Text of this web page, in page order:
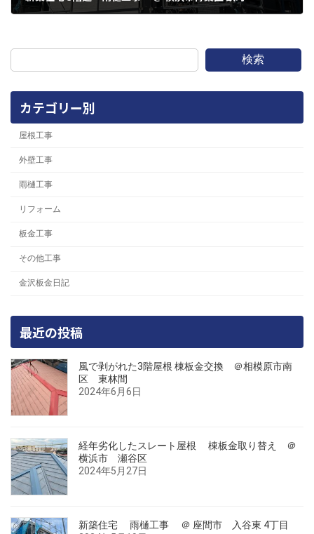
検索
カテゴリー別
屋根工事
外壁工事
雨樋工事
リフォーム
板金工事
その他工事
金沢板金日記
最近の投稿
風で剥がれた3階屋根 棟板金交換 ＠相模原市南
区 東林間
2024年6月6日
経年劣化したスレート屋根 棟板金取り替え ＠
横浜市 瀬谷区
2024年5月27日
新築住宅 雨樋工事 ＠ 座間市 入谷東 4丁目